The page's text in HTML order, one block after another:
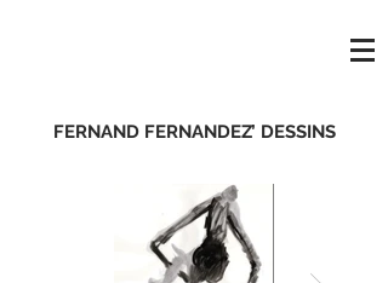
FERNAND FERNANDEZ’ DESSINS